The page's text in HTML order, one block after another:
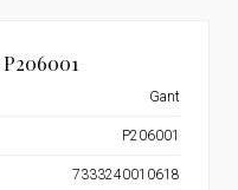
Gant
P206001
7333240010618